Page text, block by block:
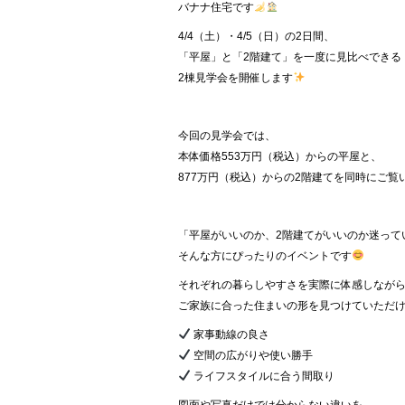
バナナ住宅です
4/4（土）・4/5（日）の2日間、
「平屋」と「2階建て」を一度に見比べできる
2棟見学会を開催します
今回の見学会では、
本体価格553万円（税込）からの平屋と、
877万円（税込）からの2階建てを同時にご覧
「平屋がいいのか、2階建てがいいのか迷って
そんな方にぴったりのイベントです
それぞれの暮らしやすさを実際に体感しながら
ご家族に合った住まいの形を見つけていただ
家事動線の良さ
空間の広がりや使い勝手
ライフスタイルに合う間取り